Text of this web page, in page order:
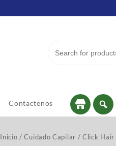
Contactenos
Inicio /Cuidado Capilar /Click Hair